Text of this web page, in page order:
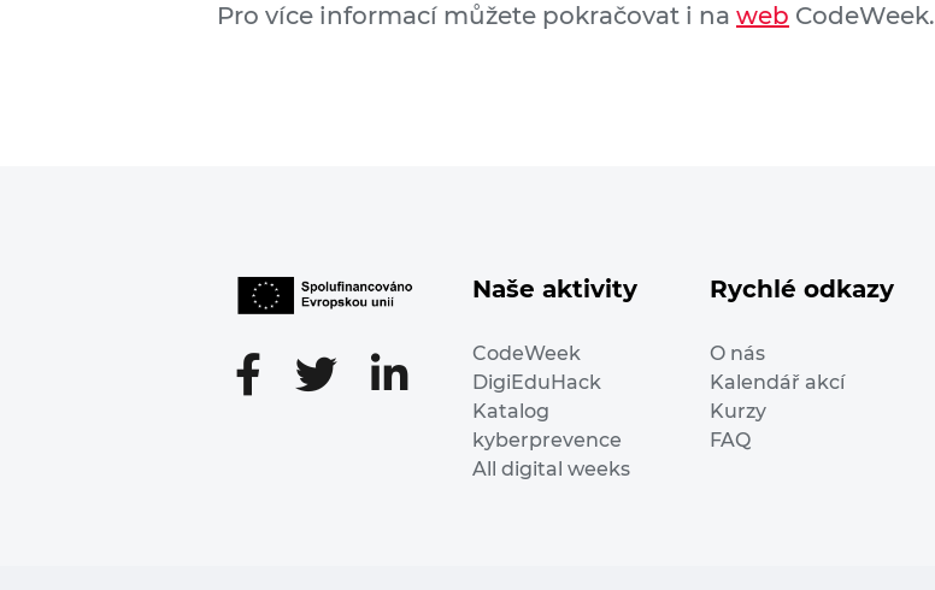
Pro více informací můžete pokračovat i na web CodeWeek.
Naše aktivity
CodeWeek
DigiEduHack
Katalog
kyberprevence
All digital weeks
Rychlé odkazy
O nás
Kalendář akcí
Kurzy
FAQ